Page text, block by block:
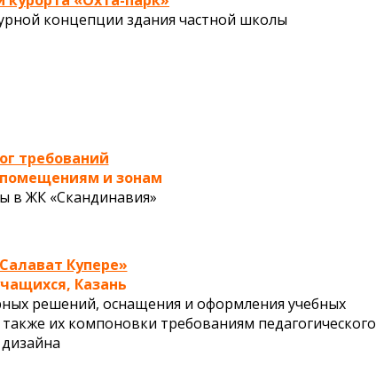
концепции здания частной школы
требований
и зонам
в ЖК «Скандинавия»
Купере»
Казань
решений, оснащения и оформления учебных
их компоновки требованиям педагогического
дизайна